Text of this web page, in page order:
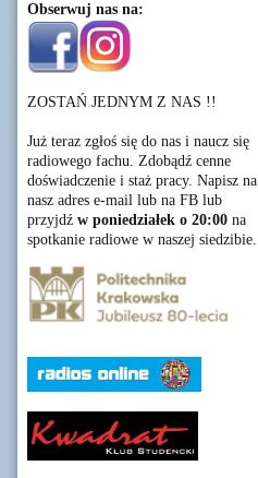
Obserwuj nas na:
ZOSTAŃ JEDNYM Z NAS !!
Już teraz zgłoś się do nas i naucz się
radiowego fachu. Zdobądź cenne
doświadczenie i staż pracy. Napisz na
nasz adres e-mail lub na FB lub
przyjdź w poniedziałek o 20:00 na
spotkanie radiowe w naszej siedzibie.